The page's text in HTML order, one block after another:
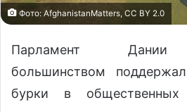
Фото: AfghаnistаnMаtters, CC BY 2.0
Парламент Дании
большинством
бурки в